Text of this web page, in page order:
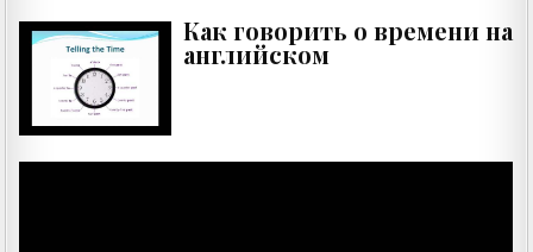
Как говорить о времени на
английском